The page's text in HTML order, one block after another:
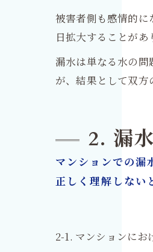
被害者側も感情的に
日拡大することが
漏水は単なる水の
が、結果として双方
2. 漏
マンションでの漏
正しく理解しない
2-1. マンションにお